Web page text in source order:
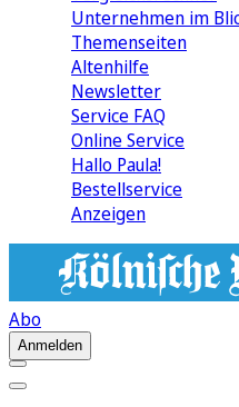
Unternehmen im
Themenseiten
Altenhilfe
Newsletter
Service FAQ
Online Service
Hallo Paula!
Bestellservice
Anzeigen
Abo
Anmelden